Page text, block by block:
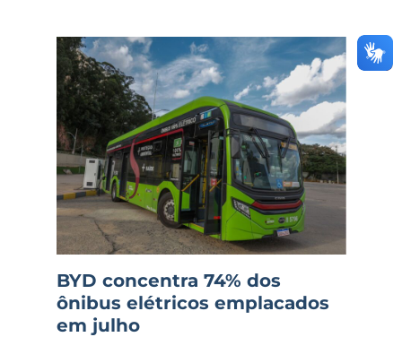
BYD concentra 74% dos
ônibus elétricos emplacados
em julho